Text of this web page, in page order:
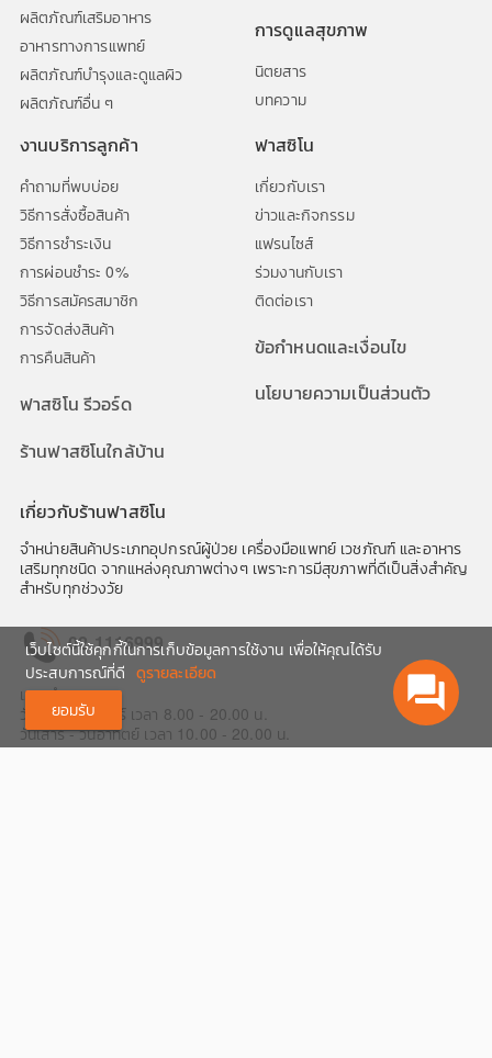
ผลิตภัณฑ์เสริมอาหาร
อาหารทางการแพทย์
ผลิตภัณฑ์บำรุงและดูแลผิว
ผลิตภัณฑ์อื่น ๆ
การดูแลสุขภาพ
นิตยสาร
บทความ
งานบริการลูกค้า
คำถามที่พบบ่อย
วิธีการสั่งซื้อสินค้า
วิธีการชำระเงิน
การผ่อนชำระ 0%
วิธีการสมัครสมาชิก
การจัดส่งสินค้า
การคืนสินค้า
ฟาสซิโน รีวอร์ด
ร้านฟาสซิโนใกล้บ้าน
ฟาสซิโน
เกี่ยวกับเรา
ข่าวและกิจกรรม
แฟรนไซส์
ร่วมงานกับเรา
ติดต่อเรา
ข้อกำหนดและเงื่อนไข
นโยบายความเป็นส่วนตัว
เกี่ยวกับร้านฟาสซิโน
จำหน่ายสินค้าประเภทอุปกรณ์ผู้ป่วย เครื่องมือแพทย์ เวชภัณฑ์ และอาหาร
เสริมทุกชนิด จากแหล่งคุณภาพต่างๆ เพราะการมีสุขภาพที่ดีเป็นสิ่งสำคัญ
สำหรับทุกช่วงวัย
02-1116999
เวลาทำการ
วันจันทร์ -วันศุกร์ เวลา 8.00 - 20.00 น.
วันเสาร์ - วันอาทิตย์ เวลา 10.00 - 20.00 น.
question_answer
เว็บไซต์นี้ใช้คุกกี้ในการเก็บข้อมูลการใช้งาน เพื่อให้คุณได้รับ
ประสบการณ์ที่ดี ดูรายละเอียด
ยอมรับ